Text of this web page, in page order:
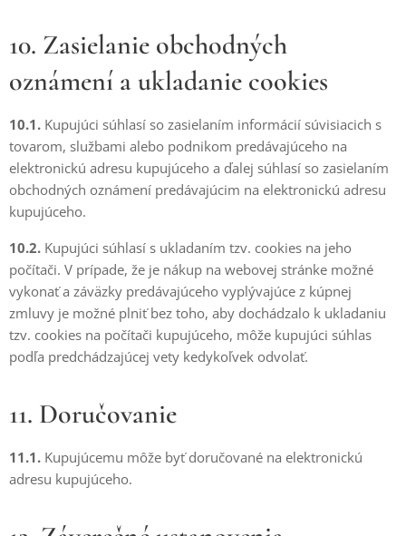
10. Zasielanie obchodných
oznámení a ukladanie cookies
10.1. Kupujúci súhlasí so zasielaním informácií súvisiacich s
tovarom, službami alebo podnikom predávajúceho na
elektronickú adresu kupujúceho a ďalej súhlasí so zasielaním
obchodných oznámení predávajúcim na elektronickú adresu
kupujúceho.
10.2. Kupujúci súhlasí s ukladaním tzv. cookies na jeho
počítači. V prípade, že je nákup na webovej stránke možné
vykonať a záväzky predávajúceho vyplývajúce z kúpnej
zmluvy je možné plniť bez toho, aby dochádzalo k ukladaniu
tzv. cookies na počítači kupujúceho, môže kupujúci súhlas
podľa predchádzajúcej vety kedykoľvek odvolať.
11. Doručovanie
11.1. Kupujúcemu môže byť doručované na elektronickú
adresu kupujúceho.